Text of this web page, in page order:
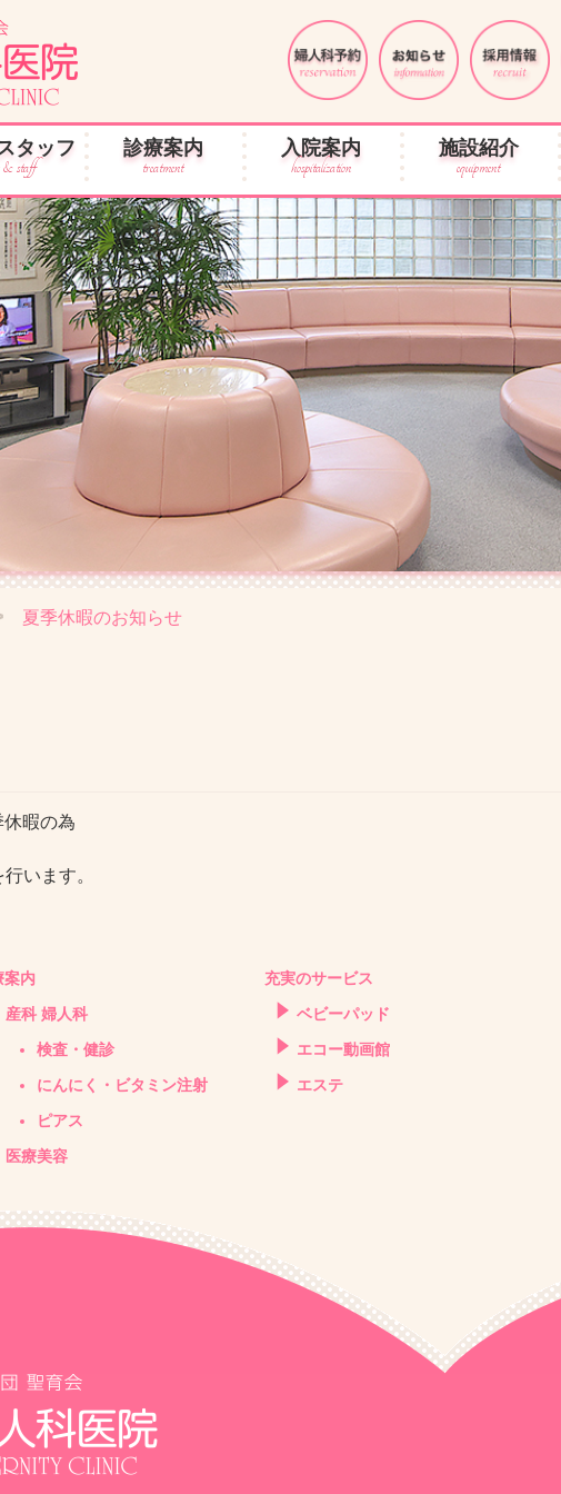
タッフ
& staff
診療案内
treatment
入院案内
hospitalization
施設紹介
equipment
夏季休暇のお知らせ
暇の為
います。
案内
産科 婦人科
検査・健診
にんにく・ビタミン注射
ピアス
医療美容
充実のサービス
ベビーパッド
エコー動画館
エステ